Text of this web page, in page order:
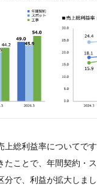
上総利益率についてで
たことで、年間契約・
分で、利益が拡大しまし